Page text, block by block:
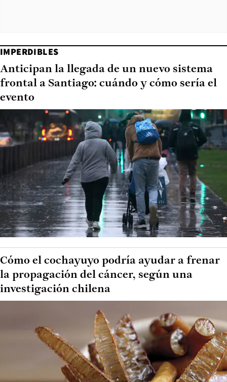
IMPERDIBLES
Anticipan la llegada de un nuevo sistema
frontal a Santiago: cuándo y cómo sería el
evento
Cómo el cochayuyo podría ayudar a frenar
la propagación del cáncer, según una
investigación chilena